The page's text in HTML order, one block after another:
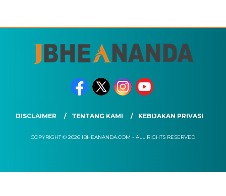
DISCLAIMER TENTANG KAMI KEBIJAKAN PRIVASI
COPYRIGHT © 2026 IBHEANANDA.COM - ALL RIGHTS RESERVED